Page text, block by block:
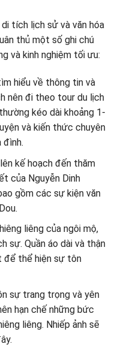
tích lịch sử và văn hóa
thủ một số ghi chú
và kinh nghiệm tối ưu:
hiểu về thông tin và
nên đi theo tour du lịch
kéo dài khoảng 1-
và kiến ​​thức chuyên
đình.
kế hoạch đến thăm
của Nguyễn Dinh
gồm các sự kiện văn
liêng của ngôi mộ,
sự. Quần áo dài và thận
để thể hiện sự tôn
sự trang trọng và yên
hạn chế những bức
liêng. Nhiếp ảnh sẽ